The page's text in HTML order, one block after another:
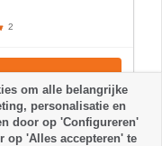
2
om alle belangrijke
personalisatie en
door op 'Configureren'
op 'Alles accepteren' te